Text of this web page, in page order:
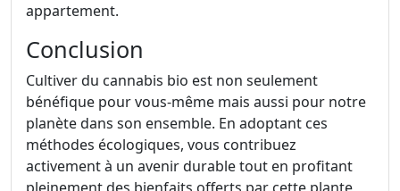
appartement.
Conclusion
Cultiver du cannabis bio est non seulement
bénéfique pour vous-même mais aussi pour notre
planète dans son ensemble. En adoptant ces
méthodes écologiques, vous contribuez
activement à un avenir durable tout en profitant